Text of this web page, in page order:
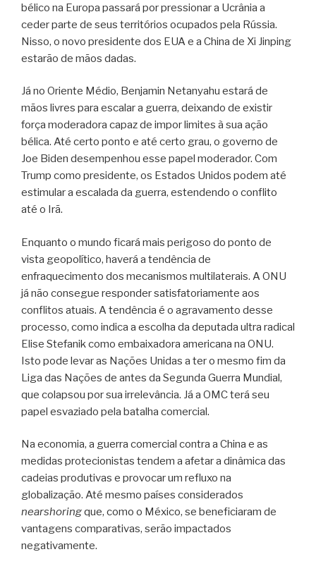
bélico na Europa passará por pressionar a Ucrânia a
ceder parte de seus territórios ocupados pela Rússia.
Nisso, o novo presidente dos EUA e a China de Xi Jinping
estarão de mãos dadas.
Já no Oriente Médio, Benjamin Netanyahu estará de
mãos livres para escalar a guerra, deixando de existir
força moderadora capaz de impor limites à sua ação
bélica. Até certo ponto e até certo grau, o governo de
Joe Biden desempenhou esse papel moderador. Com
Trump como presidente, os Estados Unidos podem até
estimular a escalada da guerra, estendendo o conflito
até o Irã.
Enquanto o mundo ficará mais perigoso do ponto de
vista geopolítico, haverá a tendência de
enfraquecimento dos mecanismos multilaterais. A ONU
já não consegue responder satisfatoriamente aos
conflitos atuais. A tendência é o agravamento desse
processo, como indica a escolha da deputada ultra radical
Elise Stefanik como embaixadora americana na ONU.
Isto pode levar as Nações Unidas a ter o mesmo fim da
Liga das Nações de antes da Segunda Guerra Mundial,
que colapsou por sua irrelevância. Já a OMC terá seu
papel esvaziado pela batalha comercial.
Na economia, a guerra comercial contra a China e as
medidas protecionistas tendem a afetar a dinâmica das
cadeias produtivas e provocar um refluxo na
globalização. Até mesmo países considerados
nearshoringque, como o México, se beneficiaram de
vantagens comparativas, serão impactados
negativamente.